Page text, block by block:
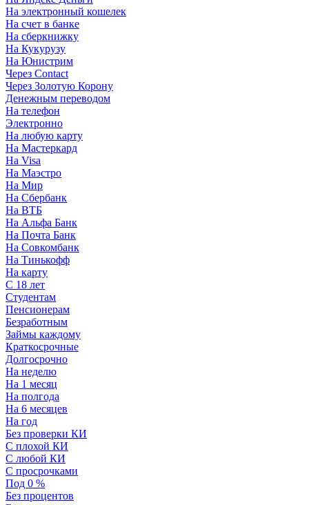
На электронный кошелек
На счет в банке
На сберкнижку
На Кукурузу
На Юнистрим
Через Contact
Через Золотую Корону
Денежным переводом
На телефон
Электронно
На любую карту
На Мастеркард
На Visa
На Маэстро
На Мир
На Сбербанк
На ВТБ
На Альфа Банк
На Почта Банк
На Совкомбанк
На Тинькофф
На карту
С 18 лет
Студентам
Пенсионерам
Безработным
Займы каждому
Краткосрочные
Долгосрочно
На неделю
На 1 месяц
На полгода
На 6 месяцев
На год
Без проверки КИ
С плохой КИ
С любой КИ
С просрочками
Под 0 %
Без процентов